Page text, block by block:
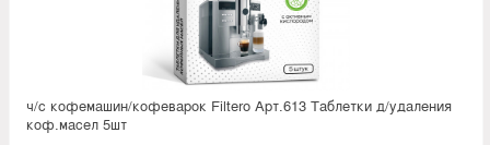
ч/с кофемашин/кофеварок Filtero Арт.613 Таблетки д/удаления
коф.масел 5шт